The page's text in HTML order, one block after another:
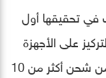
تحقيقها أول
على الأجهزة
القابلة للطي”، حيث تمكنت سامسونج من شحن أكثر من 10